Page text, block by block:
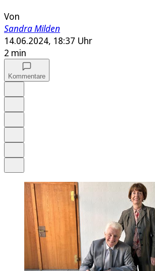
Von
Sandra Milden
14.06.2024, 18:37 Uhr
2 min
Kommentare